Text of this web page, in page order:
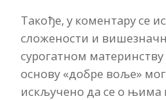
Такође, у коментару се
сложености и
сурогатном
основу «добре воље»
искључено да се о њима